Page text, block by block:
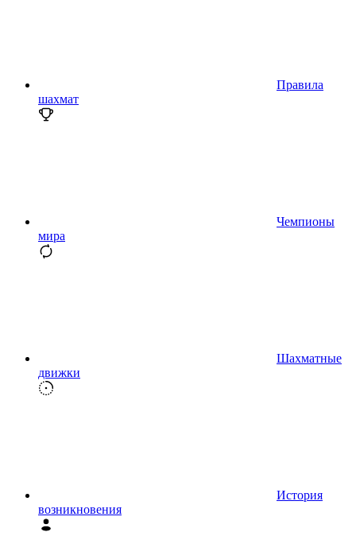
Правила
шахмат
Чемпионы
мира
Шахматные
движки
История
возникновения